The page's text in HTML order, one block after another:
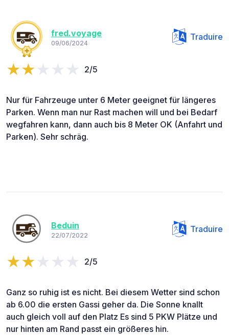
fred.voyage
09/06/2024
Traduire
2/5
Nur für Fahrzeuge unter 6 Meter geeignet für längeres
Parken. Wenn man nur Rast machen will und bei Bedarf
wegfahren kann, dann auch bis 8 Meter OK (Anfahrt und
Parken). Sehr schräg.
Beduin
22/07/2022
Traduire
2/5
Ganz so ruhig ist es nicht. Bei diesem Wetter sind schon
ab 6.00 die ersten Gassi geher da. Die Sonne knallt
auch gleich voll auf den Platz Es sind 5 PKW Plätze und
nur hinten am Rand passt ein größeres hin.